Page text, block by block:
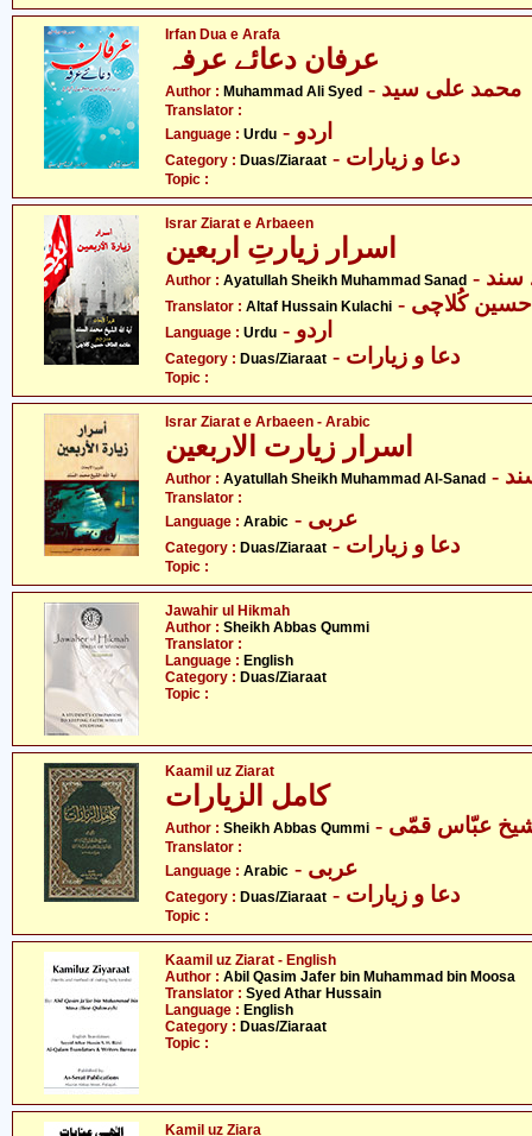
Irfan Dua e Arafa
عرفان دعائے عرفہ
Author : Muhammad Ali Syed - محمد علی سید
Translator :
Language : Urdu - اردو
Category : Duas/Ziaraat - دعا و زیارات
Topic :
Israr Ziarat e Arbaeen
اسرار زیارتِ اربعین
Author : Ayatullah Sheikh Muhammad Sanad سند
Translator : Altaf Hussain Kulachi حسین کُلاچی
Language : Urdu - اردو
Category : Duas/Ziaraat - دعا و زیارات
Topic :
Israr Ziarat e Arbaeen - Arabic
اسرار زیارت الاربعین
Author : Ayatullah Sheikh Muhammad Al-Sanad
Translator :
Language : Arabic - عربی
Category : Duas/Ziaraat - دعا و زیارات
Topic :
Jawahir ul Hikmah
Author : Sheikh Abbas Qummi
Translator :
Language : English
Category : Duas/Ziaraat
Topic :
Kaamil uz Ziarat
کامل الزیارات
Author : Sheikh Abbas Qummi شیخ عبّاس قمّی
Translator :
Language : Arabic - عربی
Category : Duas/Ziaraat - دعا و زیارات
Topic :
Kaamil uz Ziarat - English
Author : Abil Qasim Jafer bin Muhammad bin Moosa
Translator : Syed Athar Hussain
Language : English
Category : Duas/Ziaraat
Topic :
Kamil uz Ziara